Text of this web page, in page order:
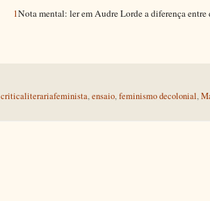
1Nota mental: ler em Audre Lorde a diferença entre
criticaliterariafeminista,ensaio,feminismo decolonial,